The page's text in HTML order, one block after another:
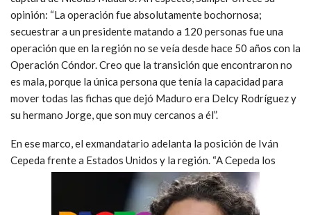
opinión: “La operación fue absolutamente bochornosa;
secuestrar a un presidente matando a 120 personas fue una
operación que en la región no se veía desde hace 50 años con la
Operación Cóndor. Creo que la transición que encontraron no
es mala, porque la única persona que tenía la capacidad para
mover todas las fichas que dejó Maduro era Delcy Rodríguez y
su hermano Jorge, que son muy cercanos a él”.
En ese marco, el exmandatario adelanta la posición de Iván
Cepeda frente a Estados Unidos y la región. “A Cepeda los